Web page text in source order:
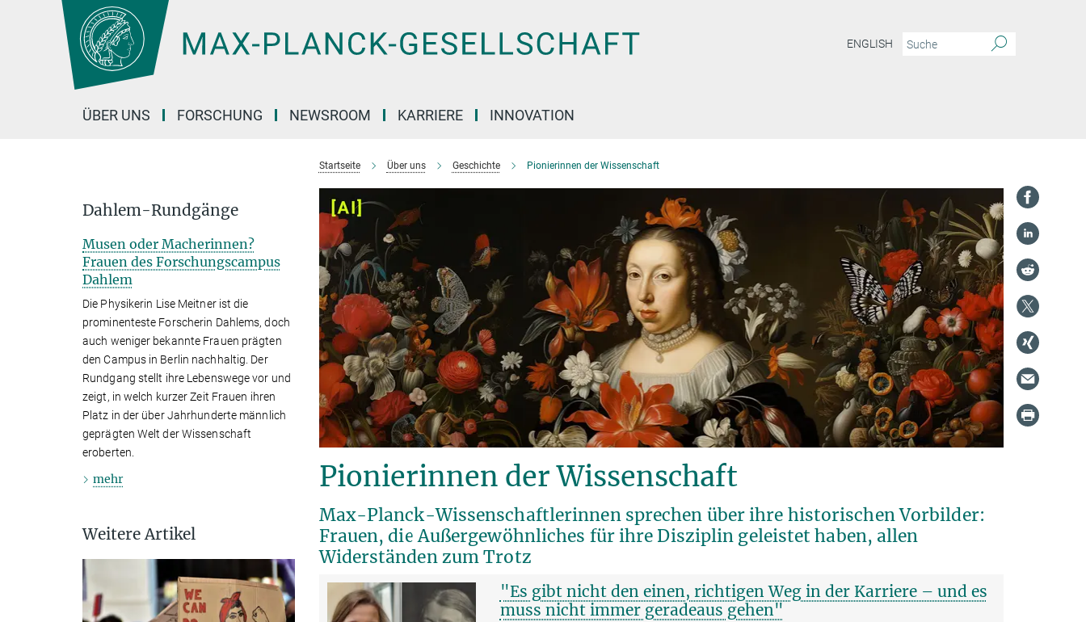
Hauptinhalt
ENGLISH
ÜBER UNS FORSCHUNG NEWSROOM KARRIERE INNOVATION
Startseite Über uns Geschichte Pionierinnen der Wissenschaft
Pionierinnen der Wissenschaft
Max-Planck-Wissenschaftlerinnen sprechen über ihre historischen Vorbilder:
Frauen, die Außergewöhnliches für ihre Disziplin geleistet haben, allen
Widerständen zum Trotz
"Es gibt nicht den einen, richtigen Weg in der Karriere – und es
muss nicht immer geradeaus gehen"
Dahlem-Rundgänge
Musen oder Macherinnen?
Frauen des Forschungscampus
Dahlem
Die Physikerin Lise Meitner ist die
prominenteste Forscherin Dahlems, doch
auch weniger bekannte Frauen prägten
den Campus in Berlin nachhaltig. Der
Rundgang stellt ihre Lebenswege vor und
zeigt, in welch kurzer Zeit Frauen ihren
Platz in der über Jahrhunderte männlich
geprägten Welt der Wissenschaft
eroberten.
mehr
Weitere Artikel